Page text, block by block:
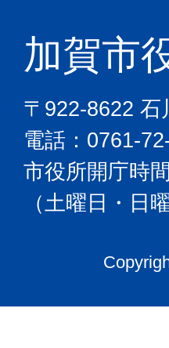
加賀市
〒922-8622
電話：0761-
市役所開庁時
（土曜日・日